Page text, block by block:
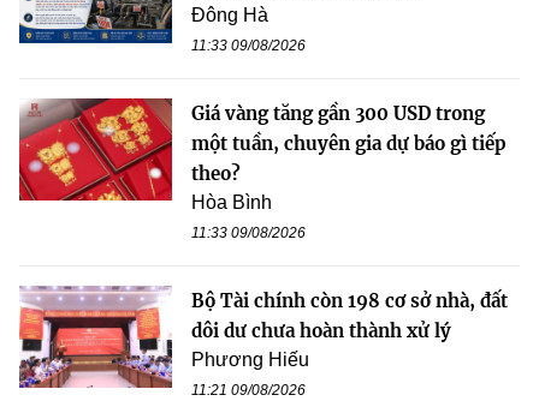
Đông Hà
11:33 09/08/2026
Giá vàng tăng gần 300 USD trong
một tuần, chuyên gia dự báo gì tiếp
theo?
Hòa Bình
11:33 09/08/2026
Bộ Tài chính còn 198 cơ sở nhà, đất
dôi dư chưa hoàn thành xử lý
Phương Hiếu
11:21 09/08/2026